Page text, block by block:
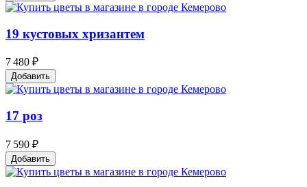
19 кустовых хризантем
7 480 ₽
Добавить
17 роз
7 590 ₽
Добавить